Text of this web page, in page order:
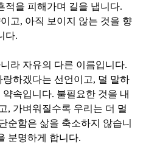
적을 피해가며 길을 냅니다.
고, 아직 보이지 않는 것을 향
다.
라 자유의 다른 이름입니다.
하겠다는 선언이고, 덜 말하
약속입니다. 불필요한 것을 내
, 가벼워질수록 우리는 더 멀
순함은 삶을 축소하지 않습니
분명하게 합니다.